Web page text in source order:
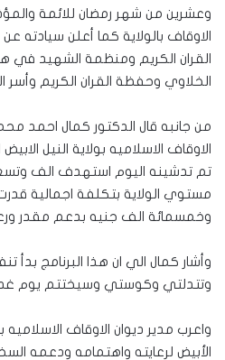
وعشرين من شهر رمضان للائمة
الاوقاف بالولاية كما أعلن سيادته
القران الكريم ومنظمة الشهيد
الخلاوي وحفظة القران الكريم وأسر
من جانبه قال الدكتور كمال احمد
الاوقاف الاسلاميه بولاية النيل
تم تدشينه اليوم استهدف الف
مستوي الولاية بتكلفة اجمالية
وخمسمائة الف جنيه بدعم مقدر
وأشار كمال الي ان هذا البرنامج بدأ
وتتدلتي وكوستي وسيختتم يوم غدا
واعرب مدير ديوان الاوقاف الاسلاميه
الأبيض لرعايته واهتمامه ودعمه